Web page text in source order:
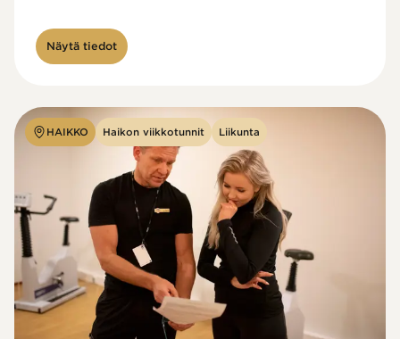
Näytä tiedot
HAIKKO Haikon viikkotunnit Liikunta